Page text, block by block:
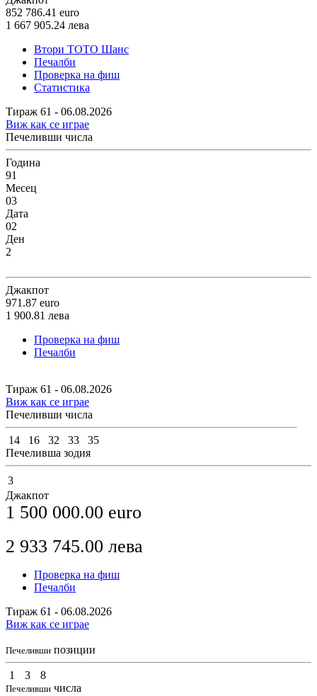
852 786.41 euro
1 667 905.24 лева
Втори ТОТО Шанс
Печалби
Проверка на фиш
Статистика
Тираж 61 - 06.08.2026
Виж как се играе
Печеливши числа
Година
91
Месец
03
Дата
02
Ден
2
Джакпот
971.87 euro
1 900.81 лева
Проверка на фиш
Печалби
Тираж 61 - 06.08.2026
Виж как се играе
Печеливши числа
14 16 32 33
35
Печеливша зодия
3
Джакпот
1 500 000.00 euro
2 933 745.00 лева
Проверка на фиш
Печалби
Тираж 61 - 06.08.2026
Виж как се играе
Печеливши позиции
1 3 8
Печеливши числа